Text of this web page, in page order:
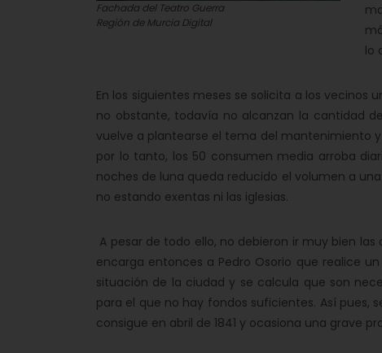
Fachada del Teatro Guerra
Región de Murcia Digital
lo
En los siguientes meses se solicita a los
no obstante, todavía no alcanzan la cantidad
vuelve a plantearse el tema del mantenimiento
por lo tanto, los 50 consumen media arroba
noches de luna queda reducido el volumen a
no estando exentas ni las iglesias.
A pesar de todo ello, no debieron ir muy bien las
encarga entonces a Pedro Osorio que realice
situación de la ciudad y se calcula que son
para el que no hay fondos suficientes. Así pues,
consigue en abril de 1841 y ocasiona una grave